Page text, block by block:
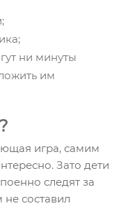
ни минуты
им
игра, самим
Зато дети
следят за
составил